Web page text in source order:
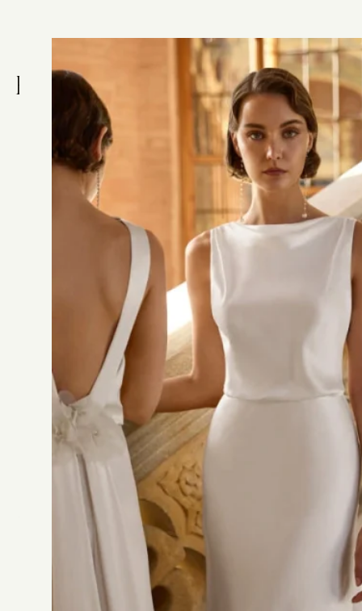
R BE1G
Robe de soirée midi confectionnée en satin texturé, avec
encolure ronde, manches courtes, dos en V et châle
PRENDRE RENDEZ-VOUS
Tissus
Rosa Clara
ai erezaus